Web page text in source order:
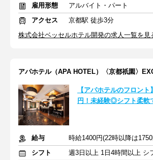
雇用形態
アルバイト・パート
アクセス
京都駅 徒歩3分
株式会社ベッセルホテル開発の求人一覧を見
アパホテル（APA HOTEL）〈京都祇園〉
【アパホテルのフロン
円！未経験◎シフト柔
給与
シフト